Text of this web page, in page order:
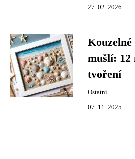
27. 02. 2026
Kouzelné
mušlí: 12
tvoření
Ostatní
07. 11. 2025